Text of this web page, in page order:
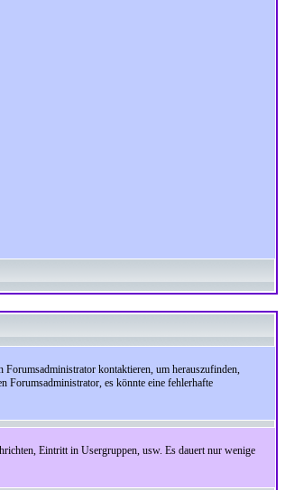
kontaktieren, um herauszufinden,
Forumsadministrator, es könnte eine fehlerhafte
Eintritt in Usergruppen, usw. Es dauert nur wenige